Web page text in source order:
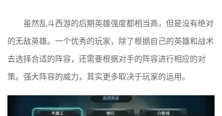
虽然乱斗西游的后期英雄强度都相当高，但是没有绝对
的无敌英雄。一个优秀的玩家，除了根据自己的英雄和战术
去选择合适的阵容，还需要根据对手的阵容进行相应的对
策。强大阵容的威力，其实更多取决于玩家的运用。